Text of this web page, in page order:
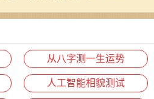
从八字测一生运势
人工智能相貌测试